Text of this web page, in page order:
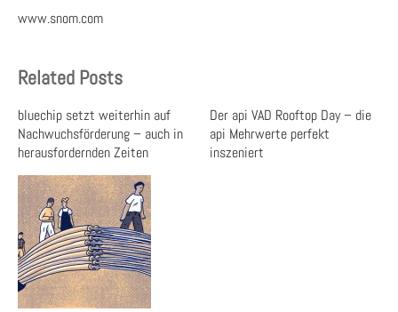
www.snom.com
Related Posts
bluechip setzt weiterhin auf
Nachwuchsförderung – auch in
herausfordernden Zeiten
Der api VAD Rooftop Day – die
api Mehrwerte perfekt
inszeniert